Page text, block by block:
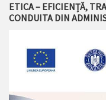
ETICA – EFICIENȚĂ,
CONDUITA DIN